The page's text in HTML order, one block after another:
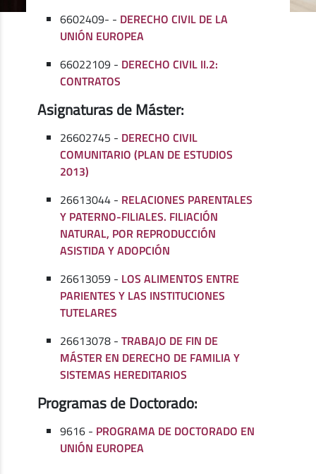
6602409- - DERECHO CIVIL DE LA
UNIÓN EUROPEA
66022109 - DERECHO CIVIL II.2:
CONTRATOS
Asignaturas de Máster:
26602745 - DERECHO CIVIL
COMUNITARIO (PLAN DE ESTUDIOS
2013)
26613044 - RELACIONES PARENTALES
Y PATERNO-FILIALES. FILIACIÓN
NATURAL, POR REPRODUCCIÓN
ASISTIDA Y ADOPCIÓN
26613059 - LOS ALIMENTOS ENTRE
PARIENTES Y LAS INSTITUCIONES
TUTELARES
26613078 -TRABAJO DE FIN DE
MÁSTER EN DERECHO DE FAMILIA Y
SISTEMAS HEREDITARIOS
Programas de Doctorado:
9616 - PROGRAMA DE DOCTORADO EN
UNIÓN EUROPEA